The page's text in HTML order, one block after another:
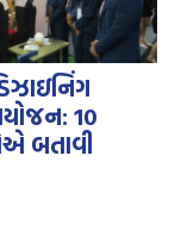
10
બતાવી